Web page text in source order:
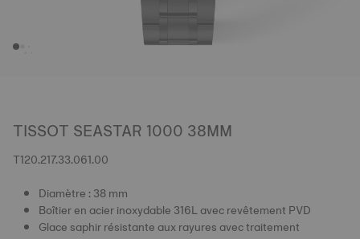
TISSOT SEASTAR 1000 38MM
T120.217.33.061.00
Diamètre : 38 mm
Boîtier en acier inoxydable 316L avec revêtement PVD
Glace saphir résistante aux rayures avec traitement